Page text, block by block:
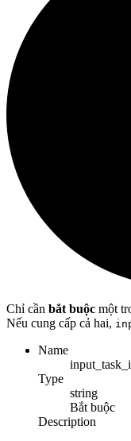
Chỉ cần bắt buộc một
Nếu cung cấp cả hai,
Name
Type
string
Bắt buộc
Description